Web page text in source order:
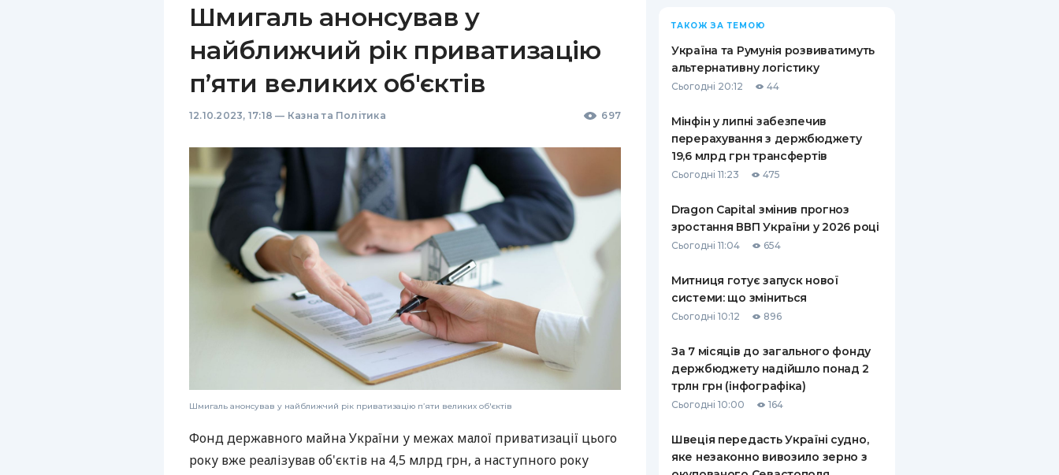
Шмигаль анонсував у
найближчий рік приватизацію
п’яти великих об'єктів
12.10.2023, 17:18 — Казна та Політика 697
Шмигаль анонсував у найближчий рік приватизацію п’яти великих об'єктів
Фонд державного майна України у межах малої приватизації цього
року вже реалізував об'єктів на 4,5 млрд грн, а наступного року
ТАКОЖ ЗА ТЕМОЮ
Україна та Румунія розвиватимуть
альтернативну логістику
Сьогодні 20:12 44
Мінфін у липні забезпечив
перерахування з держбюджету
19,6 млрд грн трансфертів
Сьогодні 11:23 475
Dragon Capital змінив прогноз
зростання ВВП України у 2026 році
Сьогодні 11:04 654
Митниця готує запуск нової
системи: що зміниться
Сьогодні 10:12 896
За 7 місяців до загального фонду
держбюджету надійшло понад 2
трлн грн (інфографіка)
Сьогодні 10:00 164
Швеція передасть Україні судно,
яке незаконно вивозило зерно з